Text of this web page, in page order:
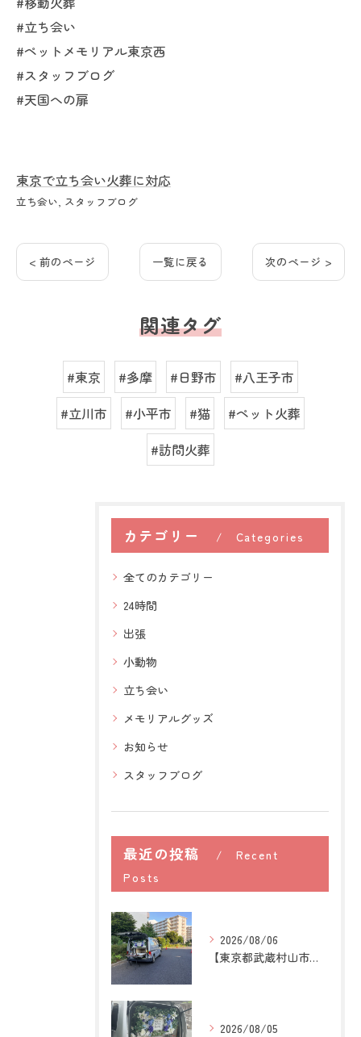
#立ち会い
#ペットメモリアル東京西
#スタッフブログ
#天国への扉
東京で立ち会い火葬に対応
立ち会い スタッフブログ
< 前のページ 一覧に戻る 次のページ >
関連タグ
#東京 #多摩 #日野市
#八王子市
#立川市
#小平市 #猫
#ペット火葬
#訪問火葬
カテゴリー Categories
全てのカテゴリー
24時間
出張
小動物
立ち会い
メモリアルグッズ
お知らせ
スタッフブログ
最近の投稿
Recent
Posts
2026/08/06
【東京都武蔵村山市】犬の訪問ペット火葬｜愛犬との最後の時間を...
2026/08/05